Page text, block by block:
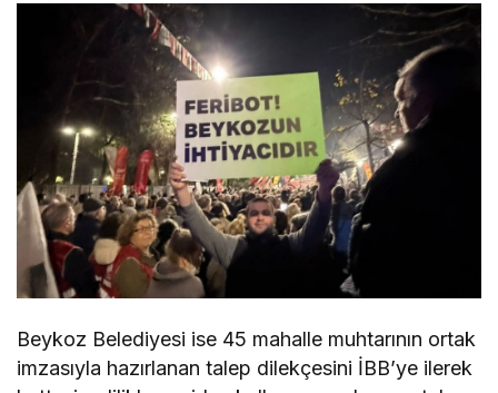
Beykoz Belediyesi ise 45 mahalle muhtarının ortak
imzasıyla hazırlanan talep dilekçesini İBB’ye ilerek